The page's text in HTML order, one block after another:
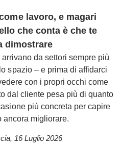
lavoro, e magari
che conta è che te
dimostrare
da settori sempre più
spazio – e prima di affidarci
con i propri occhi come
dal cliente pesa più di quanto
più concreta per capire
ancora migliorare.
, 16 Luglio 2026